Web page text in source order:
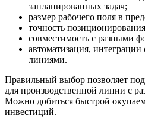
запланированных задач;
размер рабочего поля в
точность
совместимость с разными
автоматизация,
линиями.
Правильный выбор позволяет
для производственной линии с
Можно добиться быстрой
инвестиций.